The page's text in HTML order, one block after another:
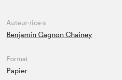
Auteur·rice·s
Benjamin Gagnon Chainey
Format
Papier